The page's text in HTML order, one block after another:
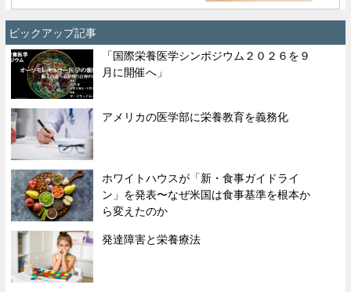
ピックアップ記事
「国際栄養医学シンポジウム２０２６を９
月に開催へ」
アメリカの医学部に栄養教育を義務化
ホワイトハウスが「新・食事ガイドライ
ン」を発表〜なぜ米国は食事基準を根本か
ら変えたのか
発達障害と栄養療法